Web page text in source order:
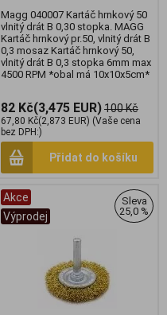
Magg 040007 Kartáč hrnkový 50
vlnitý drát B 0,30 stopka. MAGG
Kartáč hrnkový pr.50, vlnitý drát B
0,3 mosaz Kartáč hrnkový 50,
vlnitý drát B 0,3 stopka 6mm max
4500 RPM *obal má 10x10x5cm*
82 Kč(3,475 EUR)100 Kč
67,80 Kč(2,873 EUR) (Vaše cena
bez DPH:)
Přidat do košíku
Akce
Výprodej
Sleva
25,0 %